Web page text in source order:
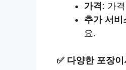
가격 : 가
추가 서비
요.
✅ 다양한 포장